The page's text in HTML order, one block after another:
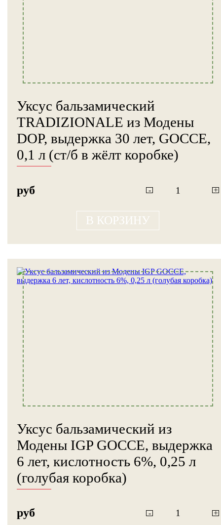
Уксус бальзамический
TRADIZIONALE из Модены
DOP, выдержка 30 лет, GOCCE,
0,1 л (ст/б в жёлт коробке)
руб - +
В КОРЗИНУ
Уксус бальзамический из
Модены IGP GOCCE, выдержка
6 лет, кислотность 6%, 0,25 л
(голубая коробка)
руб - +